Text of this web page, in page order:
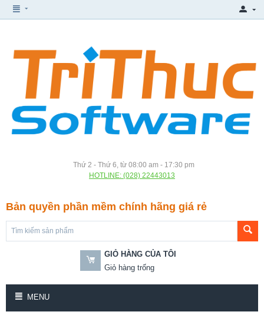
Thứ 2 - Thứ 6, từ 08:00 am - 17:30 pm
HOTLINE: (028) 22443013
Bản quyền phần mềm chính hãng giá rẻ
GIỎ HÀNG CỦA TÔI
Giỏ hàng trống
MENU